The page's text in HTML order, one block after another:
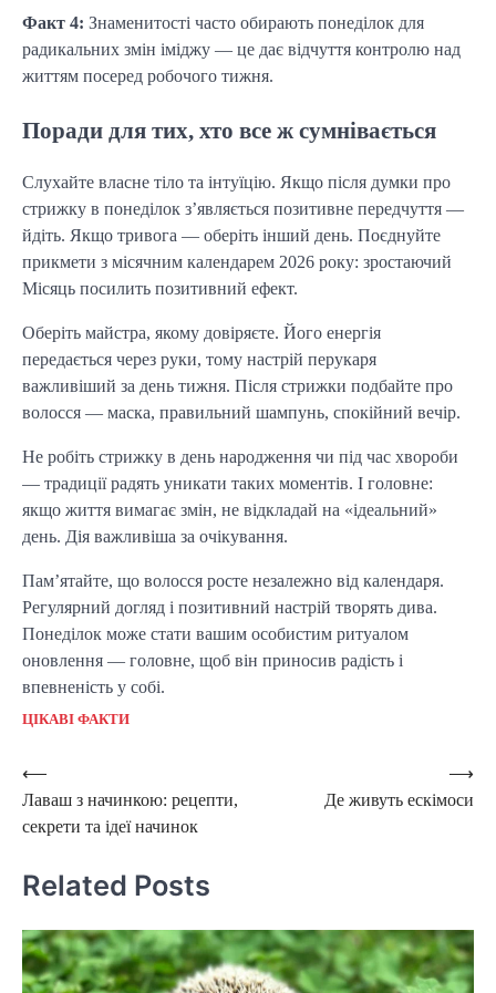
Факт 4: Знаменитості часто обирають понеділок для
радикальних змін іміджу — це дає відчуття контролю над
життям посеред робочого тижня.
Поради для тих, хто все ж сумнівається
Слухайте власне тіло та інтуїцію. Якщо після думки про
стрижку в понеділок з’являється позитивне передчуття —
йдіть. Якщо тривога — оберіть інший день. Поєднуйте
прикмети з місячним календарем 2026 року: зростаючий
Місяць посилить позитивний ефект.
Оберіть майстра, якому довіряєте. Його енергія
передається через руки, тому настрій перукаря
важливіший за день тижня. Після стрижки подбайте про
волосся — маска, правильний шампунь, спокійний вечір.
Не робіть стрижку в день народження чи під час хвороби
— традиції радять уникати таких моментів. І головне:
якщо життя вимагає змін, не відкладай на «ідеальний»
день. Дія важливіша за очікування.
Пам’ятайте, що волосся росте незалежно від календаря.
Регулярний догляд і позитивний настрій творять дива.
Понеділок може стати вашим особистим ритуалом
оновлення — головне, щоб він приносив радість і
впевненість у собі.
ЦІКАВІ ФАКТИ
Post
navigation
⟵
Лаваш з начинкою: рецепти,
секрети та ідеї начинок
Де живуть ескімоси
⟶
Related Posts